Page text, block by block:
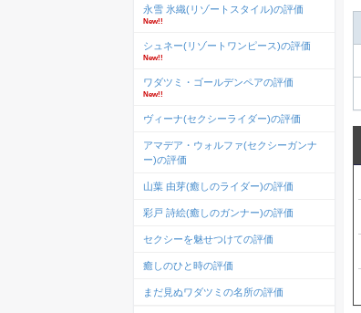
永雪 氷織(リゾートスタイル)の評価
New!!
シュネー(リゾートワンピース)の評価
New!!
ワダツミ・ゴールデンペアの評価
New!!
ヴィーナ(セクシーライダー)の評価
アマデア・ウォルファ(セクシーガンナ
ー)の評価
山葉 由芽(癒しのライダー)の評価
彩戸 詩絵(癒しのガンナー)の評価
セクシーを魅せつけての評価
癒しのひと時の評価
まだ見ぬワダツミの名所の評価